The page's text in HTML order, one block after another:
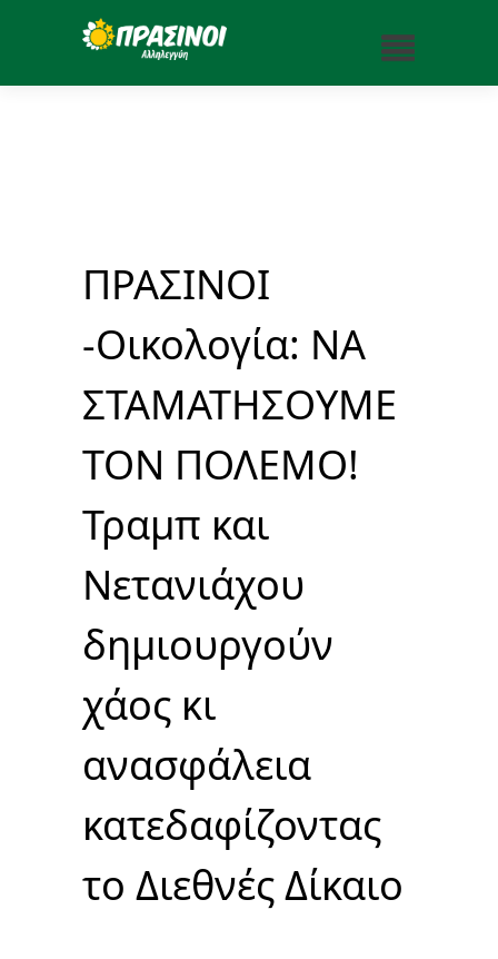
ΠΡΑΣΙΝΟΙ
-Οικολογία: ΝΑ
ΣΤΑΜΑΤΗΣΟΥΜΕ
ΤΟΝ ΠΟΛΕΜΟ!
Τραμπ και
Νετανιάχου
δημιουργούν
χάος κι
ανασφάλεια
κατεδαφίζοντας
το Διεθνές Δίκαιο